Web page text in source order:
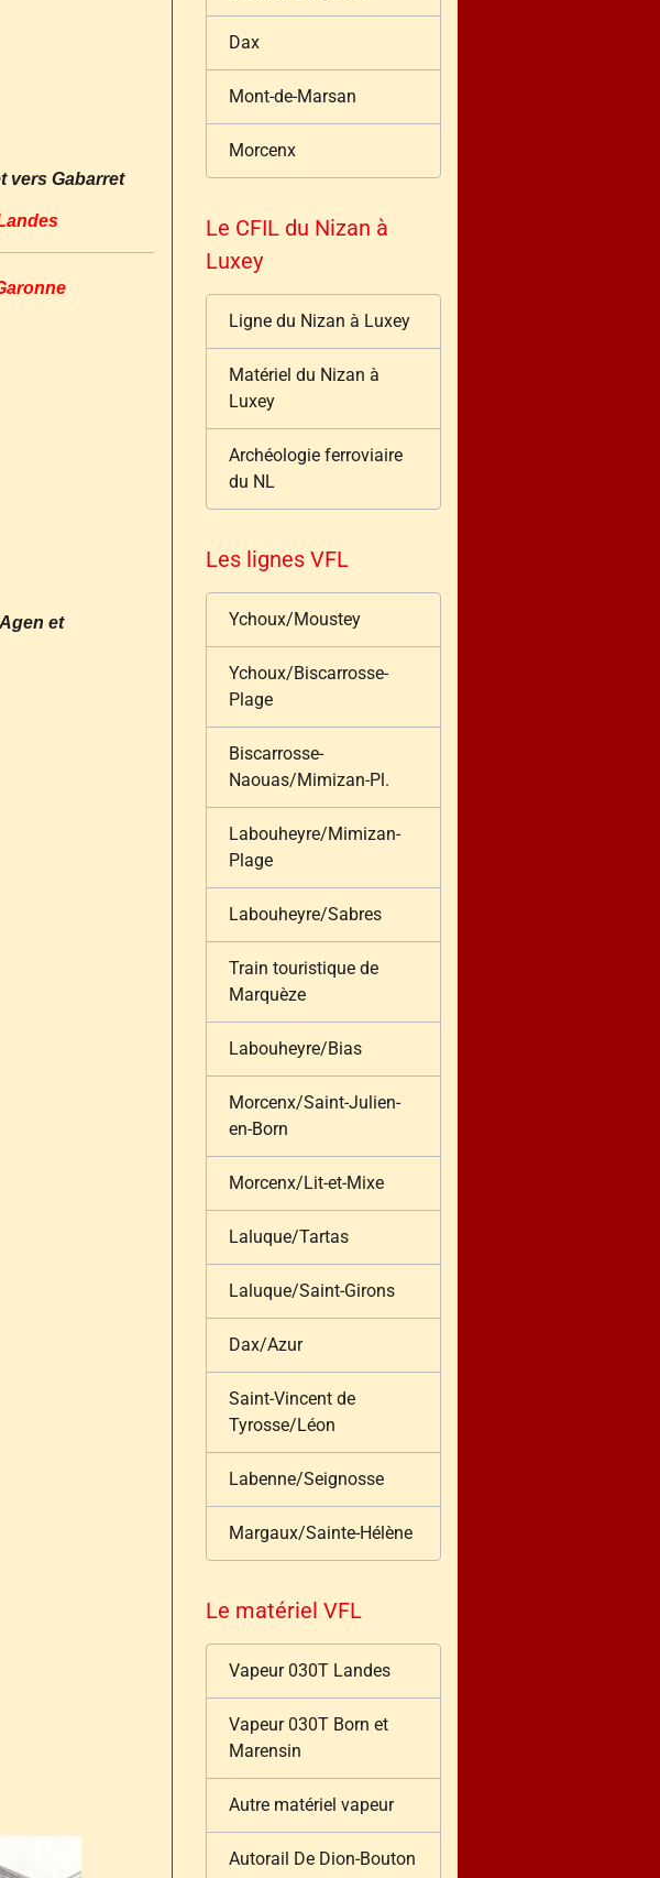
vers Gabarret
et
Dax
Mont-de-Marsan
Morcenx
Le CFIL du Nizan à
Luxey
Ligne du Nizan à Luxey
Matériel du Nizan à
Luxey
Archéologie ferroviaire
du NL
Les lignes VFL
Ychoux/Moustey
Ychoux/Biscarrosse-
Plage
Biscarrosse-
Naouas/Mimizan-Pl.
Labouheyre/Mimizan-
Plage
Labouheyre/Sabres
Train touristique de
Marquèze
Labouheyre/Bias
Morcenx/Saint-Julien-
en-Born
Morcenx/Lit-et-Mixe
Laluque/Tartas
Laluque/Saint-Girons
Dax/Azur
Saint-Vincent de
Tyrosse/Léon
Labenne/Seignosse
Margaux/Sainte-Hélène
Le matériel VFL
Vapeur 030T Landes
Vapeur 030T Born et
Marensin
Autre matériel vapeur
Autorail De Dion-Bouton